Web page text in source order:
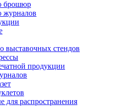
брошюр
журналов
выставочных стендов
продукции
для распространения